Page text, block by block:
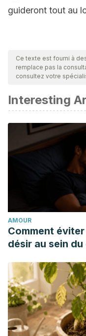
guideront tout au
Ce texte est fourni à
remplace pas la
consultez votre
Interesting
AMOUR
Comment
désir au sein du